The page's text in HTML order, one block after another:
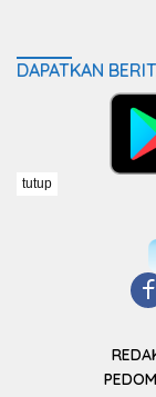
DAPATKAN
tutup